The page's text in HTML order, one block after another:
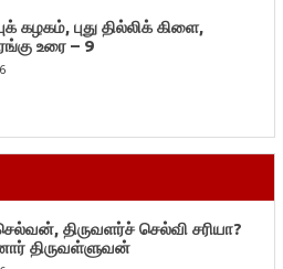
கழகம், புது தில்லிக் கிளை,
உரை – 9
திருவளர்ச் செல்வி சரியா?
திருவள்ளுவன்